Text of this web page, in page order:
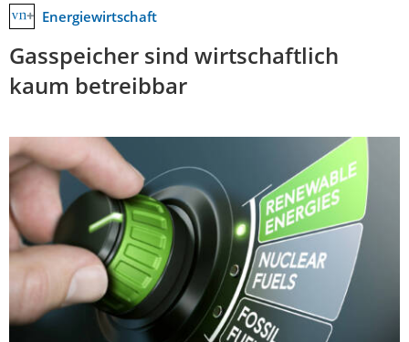
Energiewirtschaft
Gasspeicher sind wirtschaftlich
kaum betreibbar